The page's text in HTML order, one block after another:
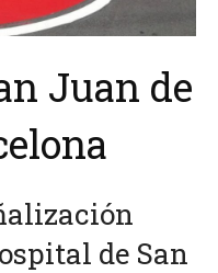
Juan de
de San